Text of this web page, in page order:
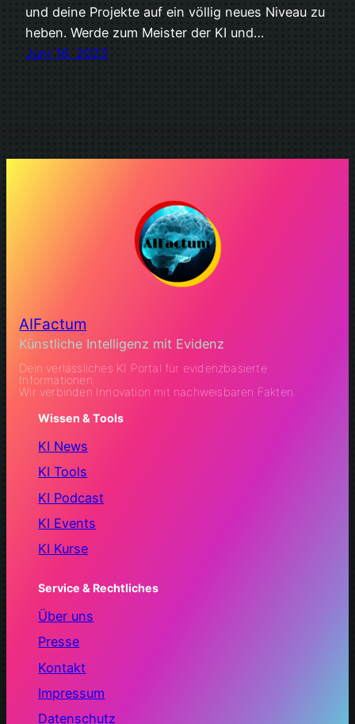
und deine Projekte auf ein völlig neues Niveau zu
heben. Werde zum Meister der KI und…
Juni 16, 2023
AIFactum
Künstliche Intelligenz mit Evidenz
Dein verlässliches KI Portal für evidenzbasierte
Informationen.
Wir verbinden Innovation mit nachweisbaren Fakten.
Wissen & Tools
KI News
KI Tools
KI Podcast
KI Events
KI Kurse
Service & Rechtliches
Über uns
Presse
Kontakt
Impressum
Datenschutz